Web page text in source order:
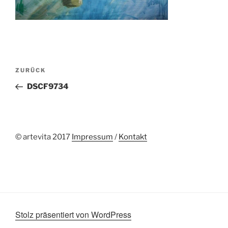
Beitragsnavigation
Vorheriger
Beitrag
ZURÜCK
DSCF9734
© artevita 2017 Impressum / Kontakt
Stolz präsentiert von WordPress